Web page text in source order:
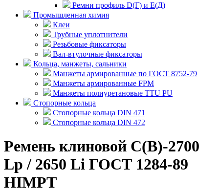
Ремни профиль D(Г) и E(Д)
Промышленная химия
Клеи
Трубные уплотнители
Резьбовые фиксаторы
Вал-втулочные фиксаторы
Кольца, манжеты, сальники
Манжеты армированные по ГОСТ 8752-79
Манжеты армированные FPM
Манжеты полиуретановые TTU PU
Стопорные кольца
Стопорные кольца DIN 471
Стопорные кольца DIN 472
Ремень клиновой С(В)-2700
Lp / 2650 Li ГОСТ 1284-89
HIMPT